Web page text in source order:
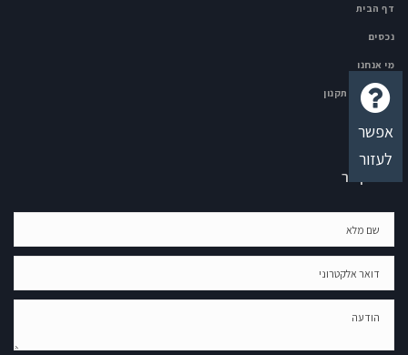
אפשר
לעזור
דף הבית
נכסים
מי אנחנו
גילוי נאות-תקנון
צור קשר